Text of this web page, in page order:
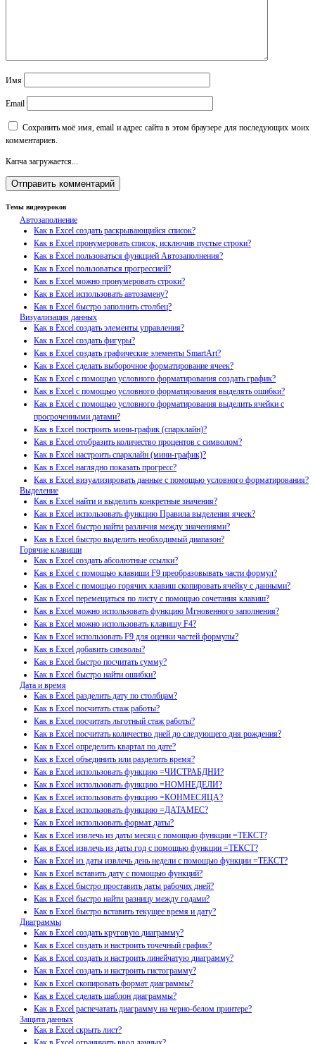
Имя
Email
Сохранить моё имя, email и адрес сайта в этом браузере для последующих моих
комментариев.
Капча загружается...
Темы видеоуроков
Автозаполнение
Как в Excel создать раскрывающийся список?
Как в Excel пронумеровать список, исключив пустые строки?
Как в Excel пользоваться функцией Автозаполнения?
Как в Excel пользоваться прогрессией?
Как в Excel можно пронумеровать строки?
Как в Excel использовать автозамену?
Как в Excel быстро заполнить столбец?
Визуализация данных
Как в Excel создать элементы управления?
Как в Excel создать фигуры?
Как в Excel создать графические элементы SmartArt?
Как в Excel сделать выборочное форматирование ячеек?
Как в Excel с помощью условного форматирования создать график?
Как в Excel с помощью условного форматирования выделять ошибки?
Как в Excel с помощью условного форматирования выделить ячейки с
просроченными датами?
Как в Excel построить мини-график (спарклайн)?
Как в Excel отобразить количество процентов с символом?
Как в Excel настроить спарклайн (мини-график)?
Как в Excel наглядно показать прогресс?
Как в Excel визуализировать данные с помощью условного форматирования?
Выделение
Как в Excel найти и выделить конкретные значения?
Как в Excel использовать функцию Правила выделения ячеек?
Как в Excel быстро найти различия между значениями?
Как в Excel быстро выделить необходимый диапазон?
Горячие клавиши
Как в Excel создать абсолютные ссылки?
Как в Excel с помощью клавиши F9 преобразовывать части формул?
Как в Excel с помощью горячих клавиш скопировать ячейку с данными?
Как в Excel перемещаться по листу с помощью сочетания клавиш?
Как в Excel можно использовать функцию Мгновенного заполнения?
Как в Excel можно использовать клавишу F4?
Как в Excel использовать F9 для оценки частей формулы?
Как в Excel добавить символы?
Как в Excel быстро посчитать сумму?
Как в Excel быстро найти ошибки?
Дата и время
Как в Excel разделить дату по столбцам?
Как в Excel посчитать стаж работы?
Как в Excel посчитать льготный стаж работы?
Как в Excel посчитать количество дней до следующего дня рождения?
Как в Excel определить квартал по дате?
Как в Excel объединить или разделить время?
Как в Excel использовать функцию =ЧИСТРАБДНИ?
Как в Excel использовать функцию =НОМНЕДЕЛИ?
Как в Excel использовать функцию =КОНМЕСЯЦА?
Как в Excel использовать функцию =ДАТАМЕС?
Как в Excel использовать формат даты?
Как в Excel извлечь из даты месяц с помощью функции =ТЕКСТ?
Как в Excel извлечь из даты год с помощью функции =ТЕКСТ?
Как в Excel из даты извлечь день недели с помощью функции =ТЕКСТ?
Как в Excel вставить дату с помощью функций?
Как в Excel быстро проставить даты рабочих дней?
Как в Excel быстро найти разницу между годами?
Как в Excel быстро вставить текущее время и дату?
Диаграммы
Как в Excel создать круговую диаграмму?
Как в Excel создать и настроить точечный график?
Как в Excel создать и настроить линейчатую диаграмму?
Как в Excel создать и настроить гистограмму?
Как в Excel скопировать формат диаграммы?
Как в Excel сделать шаблон диаграммы?
Как в Excel распечатать диаграмму на черно-белом принтере?
Защита данных
Как в Excel скрыть лист?